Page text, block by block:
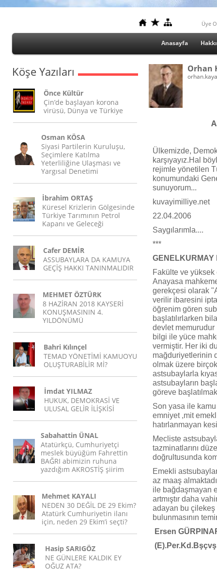
Üye
Anasayfa
Köşe Yazıları
Önce Kültür
Çin’de başlayan korona
virüsü, Dünya ve Türkiye
Osman KÖSA
Siyasi Partilerin Kuruluşu,
Seçimlere Katılma
Yeterliliğine Ulaşması ve
Yargısal Denetimi
İbrahim ORTAŞ
Küresel Krizlerin Gölgesinde
Türkiye Tarımının Petrol
Kapanı ve Geleceği
Cafer DEMİR
ASSUBAYLARA DA KAMUYA
GEÇİŞ HAKKI TANINMALIDIR
MEHMET ÖZTÜRK
8 HAZİRAN 2018 KAYSERİ
KONUŞMASININ 4.
YILDÖNÜMÜ
Bahri Kılınçel
TEMAD YÖNETİMİ KAMUOYU
OLUŞTURABİLİR Mİ?
İmdat YILMAZ
HUKUK, DEMOKRASİ VE
ULUSAL GELİR İLİŞKİSİ
Sabahattin ÜNAL
Atatürkçü, Cumhuriyetçi
meslek büyüğüm Fahrettin
BAĞRI abimizin ruhuna
yazdığım AKROSTİŞ şiirim
Mehmet KAYALI
NEDEN 30 DEĞİL DE 29 Ekim?
Atatürk Cumhuriyetin ilanı
için, neden 29 Ekim’i seçti?
Hasip SARIGÖZ
NE GÜNLERE KALDIK EY
OĞUZ ATA?
Orhan
Ülkemizde,
karşıyayız.Hal
rejimle yönetilen
konumundaki
sunuyorum...
kuvayimilliye.net
22.04.2006
Saygılarımla....
***
Fakülte ve
Anayasa
gerekçesi olarak
verilir ibaresini
öğrenim gören
başlatılırlarken
devlet memurudur
bilgi ile yüce
vermiştir. Her iki
mağduriyetlerinin
olmak üzere
astsubaylarla
astsubayların
göreve
Son yasa ile kamu
emniyet ,mit
hatırlanmayan
Mecliste
tazminatlarını
doğrultusunda
Emekli
az maaş
ile bağdaşmayan
artmıştır daha
adayan bu çilekeş
bulunmasının
Ersen